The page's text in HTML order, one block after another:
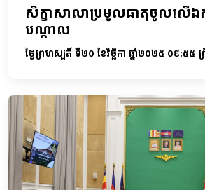
សិក្ខាសាលាប្រមូលធាតុចូលលើឯ
បណ្តាល
ថ្ងៃព្រហស្បតិ៍ ទី២០ ខែវិច្ឆិកា ឆ្នាំ២០២៥ ០៩:៥៥ ព្